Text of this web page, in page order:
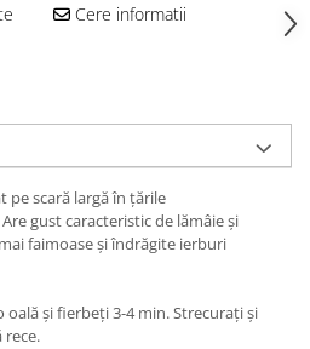
Cere informatii
pe scară largă în țările
gust caracteristic de lămâie și
faimoase și îndrăgite ierburi
oală și fierbeți 3-4 min. Strecurați și
rece.